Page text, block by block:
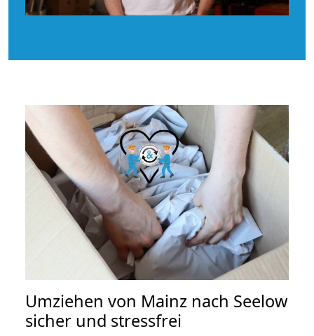
Umziehen von Mainz nach Seelow
sicher und stressfrei